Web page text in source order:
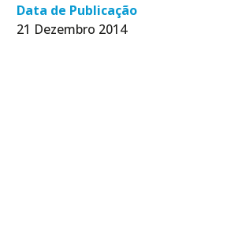
Data de Publicação
21 Dezembro 2014